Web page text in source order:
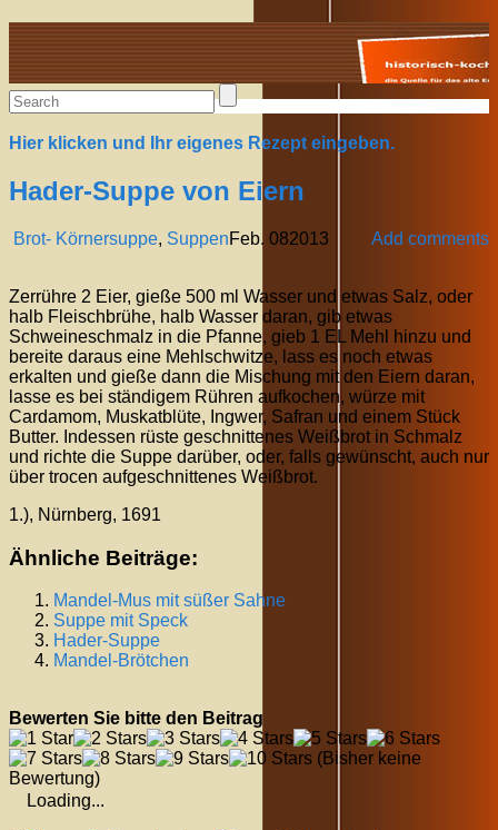
Alte Rezepte online
Hier klicken und Ihr eigenes Rezept eingeben.
Hader-Suppe von Eiern
Brot- Körnersuppe, Suppen Add comments
Feb. 082013
Zerrühre 2 Eier, gieße 500 ml Wasser und etwas Salz, oder
halb Fleischbrühe, halb Wasser daran, gib etwas
Schweineschmalz in die Pfanne, gieb 1 EL Mehl hinzu und
bereite daraus eine Mehlschwitze, lass es noch etwas
erkalten und gieße dann die Mischung mit den Eiern daran,
lasse es bei ständigem Rühren aufkochen, würze mit
Cardamom, Muskatblüte, Ingwer, Safran und einem Stück
Butter. Indessen rüste geschnittenes Weißbrot in Schmalz
und richte die Suppe darüber, oder, falls gewünscht, auch nur
über trocen aufgeschnittenes Weißbrot.
1.), Nürnberg, 1691
Ähnliche Beiträge:
Mandel-Mus mit süßer Sahne
Suppe mit Speck
Hader-Suppe
Mandel-Brötchen
Bewerten Sie bitte den Beitrag
(Bisher keine
Bewertung)
Loading...